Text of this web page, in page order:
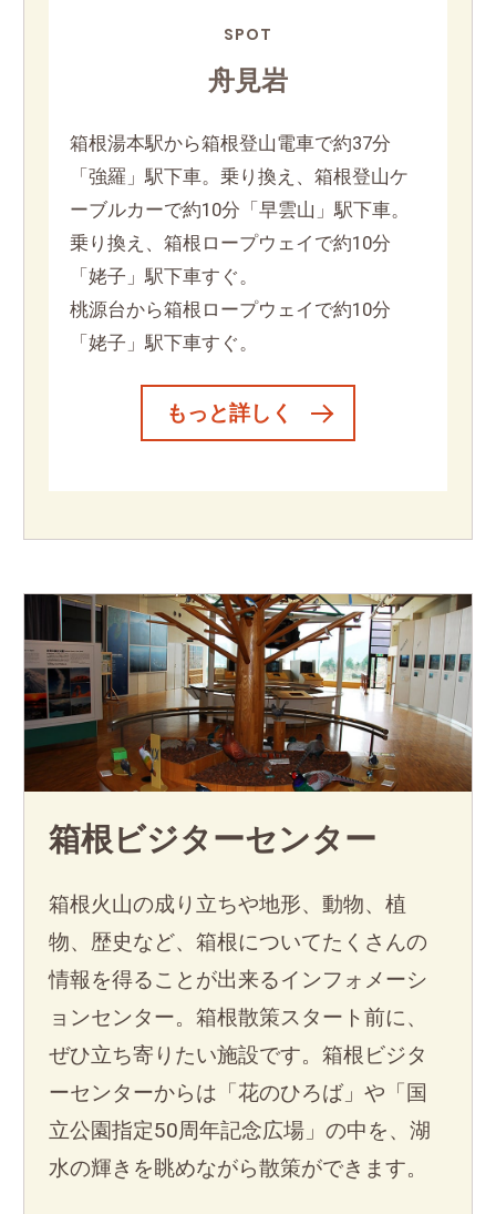
SPOT
舟見岩
箱根湯本駅から箱根登山電車で約37分
「強羅」駅下車。乗り換え、箱根登山ケ
ーブルカーで約10分「早雲山」駅下車。
乗り換え、箱根ロープウェイで約10分
「姥子」駅下車すぐ。
桃源台から箱根ロープウェイで約10分
「姥子」駅下車すぐ。
もっと詳しく
箱根ビジターセンター
箱根火山の成り立ちや地形、動物、植
物、歴史など、箱根についてたくさんの
情報を得ることが出来るインフォメーシ
ョンセンター。箱根散策スタート前に、
ぜひ立ち寄りたい施設です。箱根ビジタ
ーセンターからは「花のひろば」や「国
立公園指定50周年記念広場」の中を、湖
水の輝きを眺めながら散策ができます。